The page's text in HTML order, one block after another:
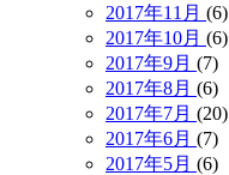
2017年11月 (6)
2017年10月 (6)
2017年9月 (7)
2017年8月 (6)
2017年7月 (20)
2017年6月 (7)
2017年5月 (6)